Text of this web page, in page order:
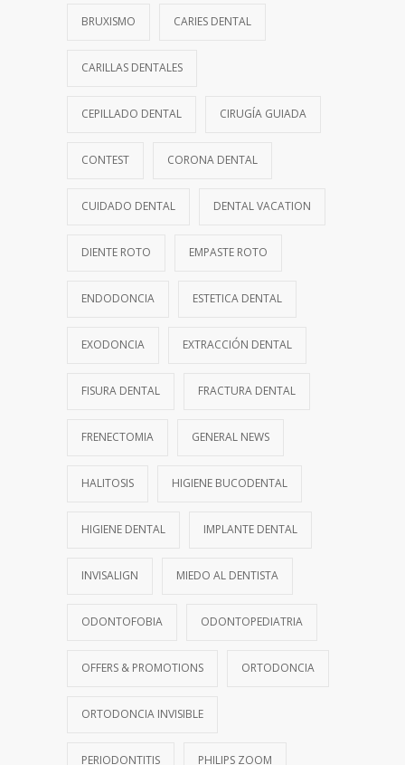
BRUXISMO CARIES DENTAL
CARILLAS DENTALES
CEPILLADO DENTAL CIRUGÍA GUIADA
CONTEST CORONA DENTAL
CUIDADO DENTAL DENTAL VACATION
DIENTE ROTO EMPASTE ROTO
ENDODONCIA ESTETICA DENTAL
EXODONCIA EXTRACCIÓN DENTAL
FISURA DENTAL FRACTURA DENTAL
FRENECTOMIA GENERAL NEWS
HALITOSIS HIGIENE BUCODENTAL
HIGIENE DENTAL IMPLANTE DENTAL
INVISALIGN MIEDO AL DENTISTA
ODONTOFOBIA ODONTOPEDIATRIA
OFFERS & PROMOTIONS ORTODONCIA
ORTODONCIA INVISIBLE
PERIODONTITIS PHILIPS ZOOM